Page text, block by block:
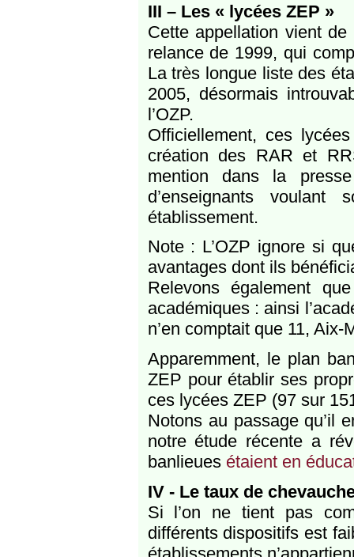
III – Les « lycées ZEP »
Cette appellation vient
relance de 1999, qui
La très longue liste des
2005, désormais
l’OZP.
Officiellement, ces
création des RAR et
mention dans la
d’enseignants
établissement.
Note : L’OZP ignore si
avantages dont ils
Relevons également
académiques : ainsi
n’en comptait que 11,
Apparemment, le plan
ZEP pour établir ses
ces lycées ZEP (97 sur
Notons au passage qu’il
notre étude récente a
banlieues étaient en
IV - Le taux de
Si l’on ne tient pas
différents dispositifs est